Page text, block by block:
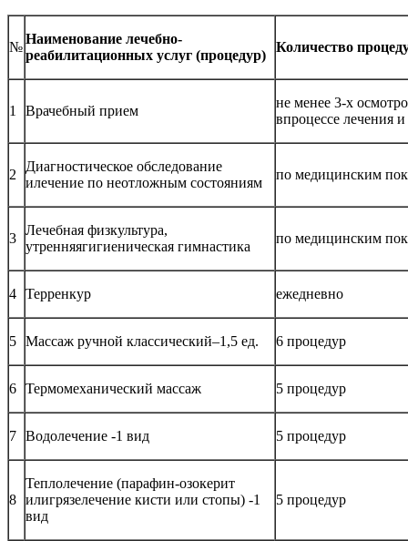
№
Наименование лечебно-
реабилитационных услуг (процедур)
Количество
1 Врачебный прием
не менее 3-х
впроцессе лечения
2
Диагностическое обследование
илечение по неотложным состояниям
по медицинским
3
Лечебная физкультура,
утренняягигиеническая гимнастика
по медицинским
4 Терренкур ежедневно
5 Массаж ручной классический–1,5 ед. 6 процедур
6 Термомеханический массаж 5 процедур
7 Водолечение -1 вид 5 процедур
8
Теплолечение (парафин-озокерит
илигрязелечение кисти или стопы) -1
вид
5 процедур